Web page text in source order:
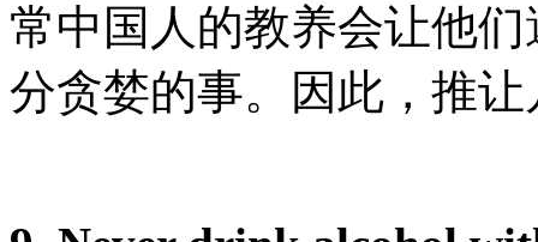
常中国人的教养会让他
分贪婪的事。因此，推